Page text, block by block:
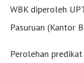
WBK diperoleh
Pasuruan (Kantor
Perolehan